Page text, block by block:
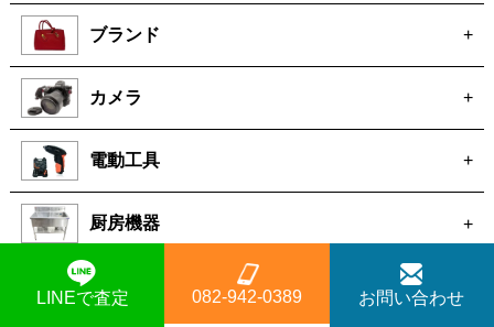
ブランド +
カメラ +
電動工具 +
厨房機器 +
骨董
LINEで査定 082-942-0389 お問い合わせ